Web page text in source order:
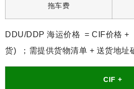
拖车费
DDU/DDP 海运价格 = CIF价格 +
货) ；需提供货物清单 + 送货地址
CIF +